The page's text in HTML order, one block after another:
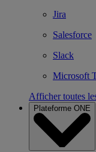
Jira
Salesforce
Slack
Microsoft
Afficher toutes
Plateforme ONE